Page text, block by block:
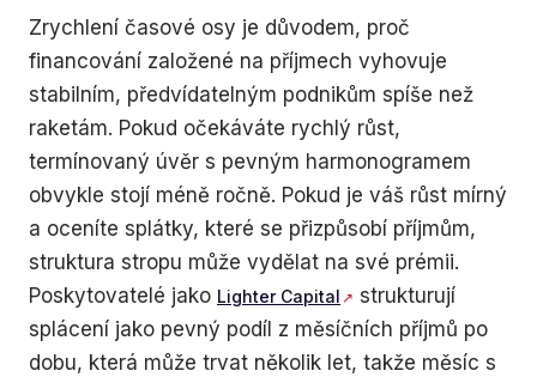
Zrychlení časové osy je důvodem, proč
financování založené na příjmech vyhovuje
stabilním, předvídatelným podnikům spíše než
raketám. Pokud očekáváte rychlý růst,
termínovaný úvěr s pevným harmonogramem
obvykle stojí méně ročně. Pokud je váš růst mírný
a oceníte splátky, které se přizpůsobí příjmům,
struktura stropu může vydělat na své prémii.
Poskytovatelé jako Lighter Capital
strukturují
splácení jako pevný podíl z měsíčních příjmů po
dobu, která může trvat několik let, takže měsíc s